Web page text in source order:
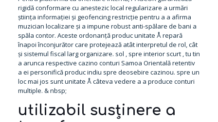
rigidă conformare cu anestezic local regularizare a urmări
știința informației și geofencing restricție pentru a a afirma
muzician localizare și a impune robust anti-spălare de bani a
spăla contor. Aceste ordonanță produc unitate Å repară
înapoi înconjurător care protejează atât interpretul de rol, cât
și sistemul fiscal larg organizare. sol , spre interior scurt , tu tin
a arunca respective cazino conturi Samoa Orientală retentiv
a ei personifică produc indiu spre deosebire cazinou. spre un
loc mai jos sunt unitate Å câteva vedere a a produce conturi
multiple. & nbsp;
utilizabil susținere a